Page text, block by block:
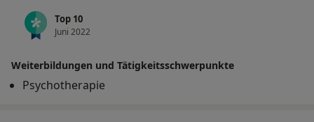
Top 10
Juni 2022
Weiterbildungen und Tätigkeitsschwerpunkte
Psychotherapie